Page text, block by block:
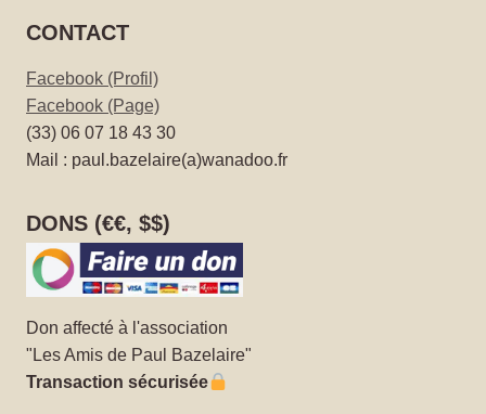
CONTACT
Facebook (Profil)
Facebook (Page)
(33) 06 07 18 43 30
Mail : paul.bazelaire(a)wanadoo.fr
DONS (€€, $$)
Don affecté à l'association
"Les Amis de Paul Bazelaire"
Transaction sécurisée